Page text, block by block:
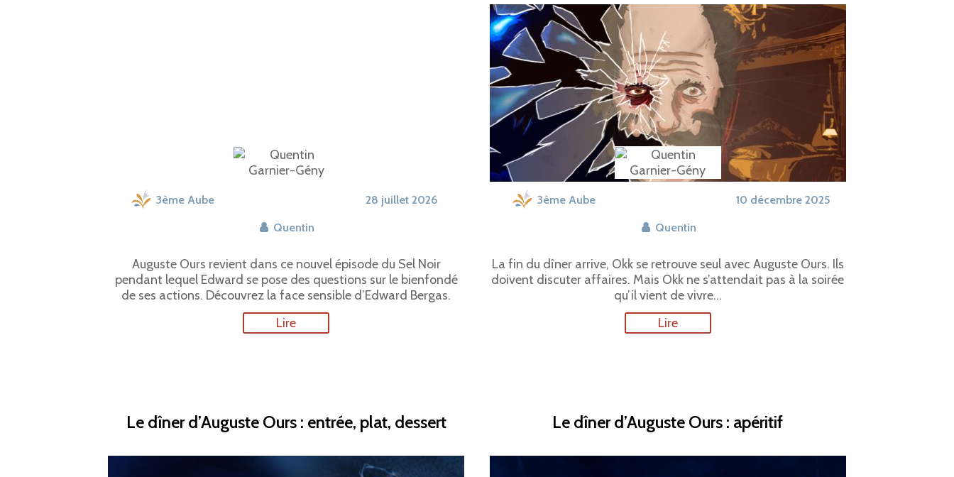
3ème Aube
Quentin
28 juillet 2026
Auguste Ours revient dans ce nouvel épisode du Sel Noir
pendant lequel Edward se pose des questions sur le bienfondé
de ses actions. Découvrez la face sensible d’Edward Bergas.
Lire
3ème Aube
Quentin
10 décembre 2025
La fin du dîner arrive, Okk se retrouve seul avec Auguste Ours. Ils
doivent discuter affaires. Mais Okk ne s’attendait pas à la soirée
qu’il vient de vivre…
Lire
Le dîner d’Auguste Ours : entrée, plat, dessert Le dîner d’Auguste Ours : apéritif